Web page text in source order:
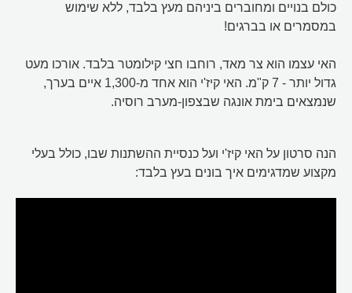
כולם בנויים ומחוברים ביניהם מעץ בלבד, ללא שימוש
במסמרים או בברגים!
האי עצמו הוא צר מאד, רוחבו חצי קילומטר בלבד. אורכו מעט
גדול יותר - 7 ק"מ. האי קיז'י הוא אחד מ-1,300 איים בערך,
שנמצאים בימת אונגה שבצפון-מערב רוסיה.
הנה סרטון על האי קיז'י ועל כנסיית ההשתנות שבו, כולל בעלי
מקצוע שמדגימים איך בונים בעץ בלבד: